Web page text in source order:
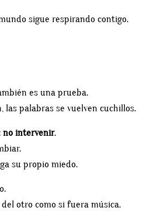
sigue respirando contigo.
es una prueba.
las palabras se vuelven cuchillos.
no intervenir.
su propio miedo.
otro como si fuera música.